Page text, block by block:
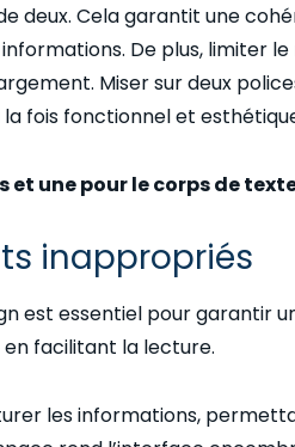
deux. Cela garantit une
De plus, limiter
Miser sur deux
fois fonctionnel et
et une pour le corps de
inappropriés
est essentiel pour garantir
facilitant la lecture.
les informations,